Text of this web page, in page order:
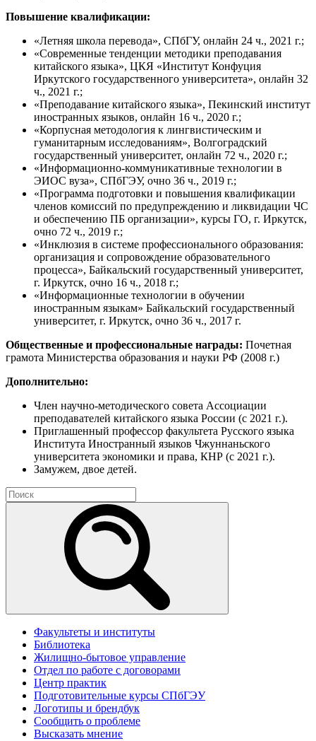
Повышение квалификации:
«Летняя школа перевода», СПбГУ, онлайн 24 ч., 2021 г.;
«Современные тенденции методики преподавания
китайского языка», ЦКЯ «Институт Конфуция
Иркутского государственного университета», онлайн 32
ч., 2021 г.;
«Преподавание китайского языка», Пекинский институт
иностранных языков, онлайн 16 ч., 2020 г.;
«Корпусная методология к лингвистическим и
гуманитарным исследованиям», Волгоградский
государственный университет, онлайн 72 ч., 2020 г.;
«Информационно-коммуникативные технологии в
ЭИОС вуза», СПбГЭУ, очно 36 ч., 2019 г.;
«Программа подготовки и повышения квалификации
членов комиссий по предупреждению и ликвидации ЧС
и обеспечению ПБ организации», курсы ГО, г. Иркутск,
очно 72 ч., 2019 г.;
«Инклюзия в системе профессионального образования:
организация и сопровождение образовательного
процесса», Байкальский государственный университет,
г. Иркутск, очно 16 ч., 2018 г.;
«Информационные технологии в обучении
иностранным языкам» Байкальский государственный
университет, г. Иркутск, очно 36 ч., 2017 г.
Общественные и профессиональные награды: Почетная
грамота Министерства образования и науки РФ (2008 г.)
Дополнительно:
Член научно-методического совета Ассоциации
преподавателей китайского языка России (с 2021 г.).
Приглашенный профессор факультета Русского языка
Института Иностранный языков Чжуннаньского
университета экономики и права, КНР (с 2021 г.).
Замужем, двое детей.
Факультеты и институты
Библиотека
Жилищно-бытовое управление
Отдел по работе с договорами
Центр практик
Подготовительные курсы СПбГЭУ
Логотипы и брендбук
Сообщить о проблеме
Высказать мнение